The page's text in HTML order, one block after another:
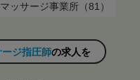
ッサージ事業所（81）
ジ指圧師の求人を